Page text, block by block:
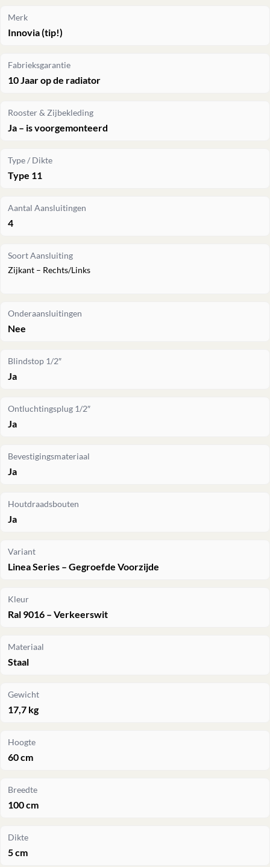
Merk
Innovia (tip!)
Fabrieksgarantie
10 Jaar op de radiator
Rooster & Zijbekleding
Ja – is voorgemonteerd
Type / Dikte
Type 11
Aantal Aansluitingen
4
Soort Aansluiting
Zijkant – Rechts/Links
Onderaansluitingen
Nee
Blindstop 1/2″
Ja
Ontluchtingsplug 1/2″
Ja
Bevestigingsmateriaal
Ja
Houtdraadsbouten
Ja
Variant
Linea Series – Gegroefde Voorzijde
Kleur
Ral 9016 – Verkeerswit
Materiaal
Staal
Gewicht
17,7 kg
Hoogte
60 cm
Breedte
100 cm
Dikte
5 cm